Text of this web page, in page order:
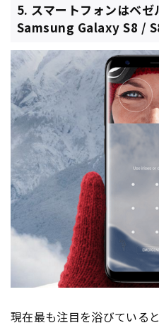
5. スマートフォンはベゼ
Samsung Galaxy S8 /
現在最も注目を浴びている